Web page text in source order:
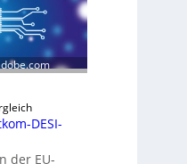
DESI-
der EU-